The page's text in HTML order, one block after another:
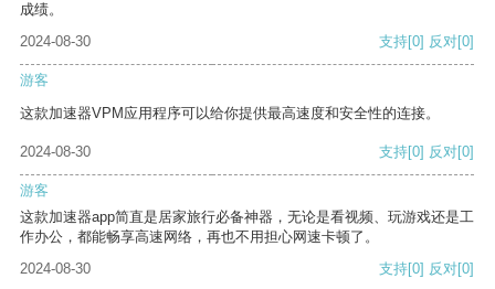
成绩。
2024-08-30
支持[0] 反对[0]
游客
这款加速器VPM应用程序可以给你提供最高速度和安全性的连接。
2024-08-30 支持[0] 反对[0]
游客
这款加速器app简直是居家旅行必备神器，无论是看视频、玩游戏还是工
作办公，都能畅享高速网络，再也不用担心网速卡顿了。
2024-08-30
支持[0] 反对[0]